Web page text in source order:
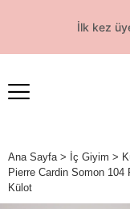
İlk kez
Ana Sayfa > İç Giyim >
Pierre Cardin Somon 104
Külot